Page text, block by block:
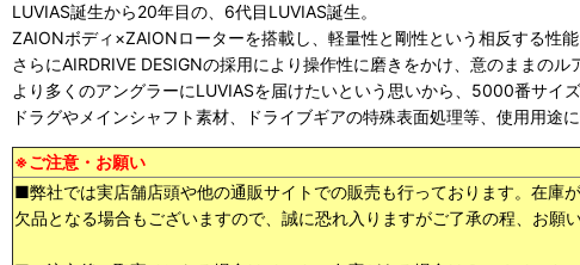
LUVIAS誕生から20年目の、6代目LUVIAS誕生。
ZAIONボディ×ZAIONローターを搭載し、軽量性と剛性という相反する性能
さらにAIRDRIVE DESIGNの採用により操作性に磨きをかけ、意のままのル
より多くのアングラーにLUVIASを届けたいという思いから、5000番サイ
ドラグやメインシャフト素材、ドライブギアの特殊表面処理等、使用用途
※ご注意・お願い
■弊社では実店舗店頭や他の通販サイトでの販売も行っております。在庫
欠品となる場合もございますので、誠に恐れ入りますがご了承の程、お願い